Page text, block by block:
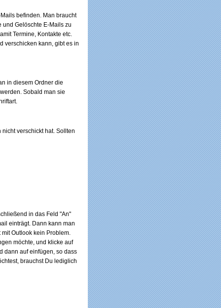
befinden. Man braucht
und Gelöschte E-Mails zu
Termine, Kontakte etc.
verschicken kann, gibt es in
in diesem Ordner die
Sobald man sie
nicht verschickt hat. Sollten
in das Feld "An"
einträgt. Dann kann man
Outlook kein Problem.
möchte, und klicke auf
dann auf einfügen, so dass
brauchst Du lediglich